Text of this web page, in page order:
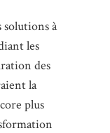
solutions à
les
des
la
plus